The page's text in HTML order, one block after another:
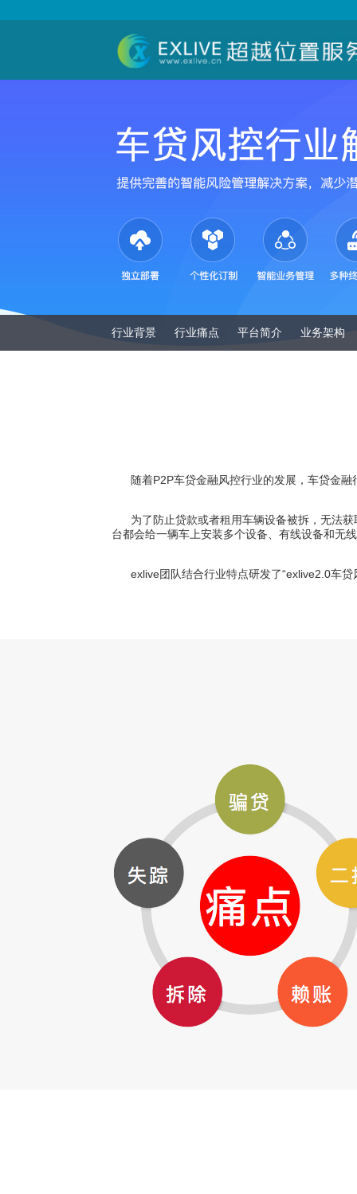
行业背景 行业痛点 平台简介 业务架构
随着P2P车贷金融风控行业的发展，车贷金
为了防止贷款或者租用车辆设备被拆，无法
台都会给一辆车上安装多个设备、有线设备和无
exlive团队结合行业特点研发了“exlive2.0车